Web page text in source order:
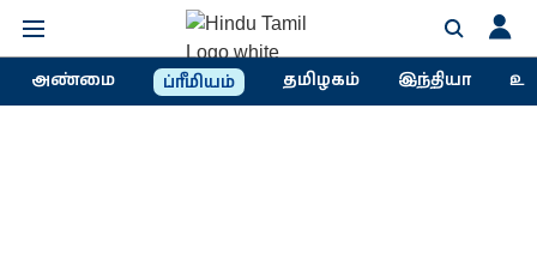
அண்மை ப்ரீமியம் தமிழகம் இந்தியா